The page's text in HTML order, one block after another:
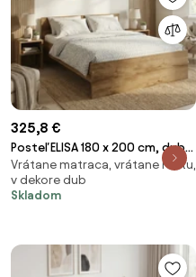
325,8 €
Posteľ ELISA 180 x 200 cm, dub
artisan Rošt: S latkovým
roštom, Matrac: Matrac DELUXE
10 cm
Vrátane matraca, vrátane roštu,
v dekore dub
Skladom